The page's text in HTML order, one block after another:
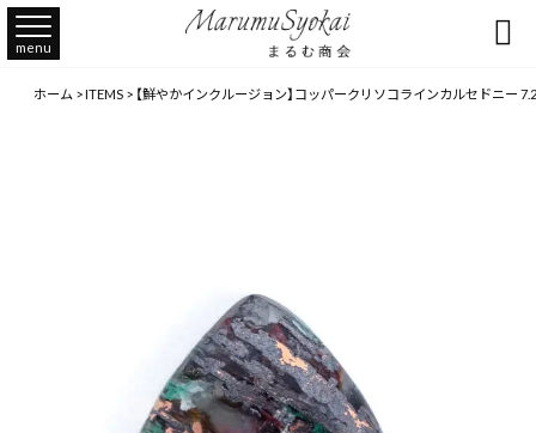
menu 
ホーム>ITEMS> 【鮮やかインクルージョン】コッパークリソコラインカルセドニー